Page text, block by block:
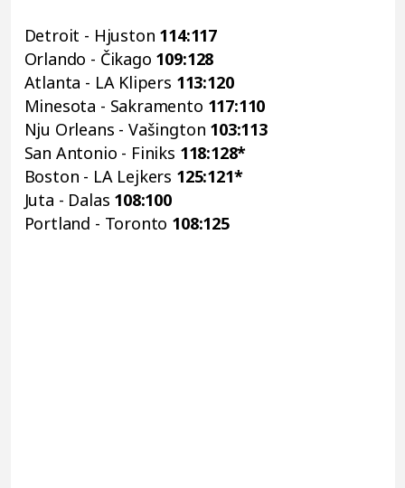
Detroit - Hjuston 114:117
Orlando - Čikago 109:128
Atlanta - LA Klipers 113:120
Minesota - Sakramento 117:110
Nju Orleans - Vašington 103:113
San Antonio - Finiks 118:128*
Boston - LA Lejkers 125:121*
Juta - Dalas 108:100
Portland - Toronto 108:125